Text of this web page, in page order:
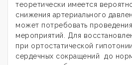
теоретически имеется
снижения артериального
может потребовать
мероприятий. Для
при ортостатической
сердечных сокращений до